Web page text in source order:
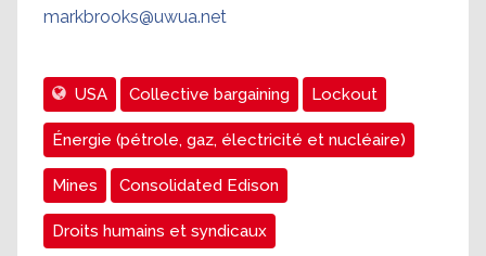
markbrooks@uwua.net
USA Collective bargaining Lockout
Énergie (pétrole, gaz, électricité et nucléaire)
Mines Consolidated Edison
Droits humains et syndicaux